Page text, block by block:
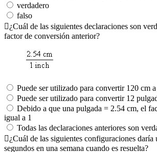
verdadero
falso
¿Cuál de las siguientes declaraciones son
factor de conversión anterior?
Puede ser utilizado para convertir 120 cm
Puede ser utilizado para convertir 12
Debido a que una pulgada = 2.54 cm, el
igual a 1
Todas las declaraciones anteriores son
¿Cuál de las siguientes configuraciones daría
segundos en una semana cuando es resuelta?